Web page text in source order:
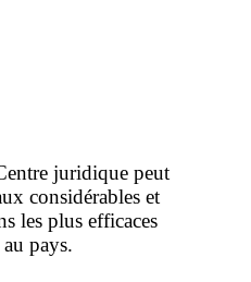
juridique peut
considérables et
les plus efficaces
pays.